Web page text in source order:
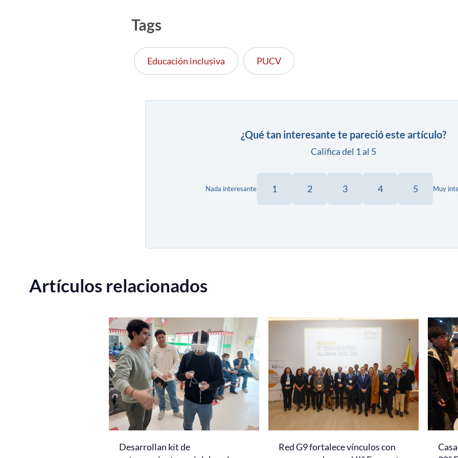
Tags
Educación inclusiva PUCV
¿Qué tan interesante te pareció este artículo?
Califica del 1 al 5
Nada interesante 1 2 3 4 5 Muy
Artículos relacionados
Desarrollan kit de
Red G9 fortalece vínculos con